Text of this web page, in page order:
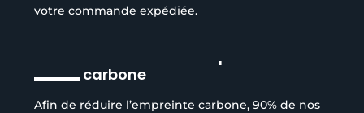
votre commande expédiée.
carbone
Afin de réduire l’empreinte carbone, 90% de nos